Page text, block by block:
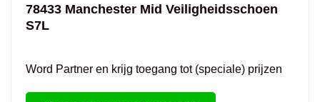
78433 Manchester Mid Veiligheidsschoen
S7L
Word Partner en krijg toegang tot (speciale) prijzen